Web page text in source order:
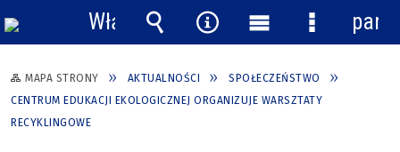
MAPA STRONY AKTUALNOŚCI
SPOŁECZEŃSTWO
CENTRUM EDUKACJI EKOLOGICZNEJ ORGANIZUJE WARSZTATY
RECYKLINGOWE
Włącz
powiadomienia
Wyszukiwarka
Narzędzia
Menu
główne
Menu
panel